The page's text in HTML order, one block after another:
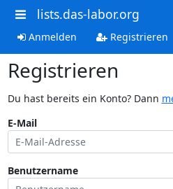
lists.das-labor.org
Anmelden Registrieren
Registrieren
Du hast bereits ein Konto? Dann
E-Mail
Benutzername